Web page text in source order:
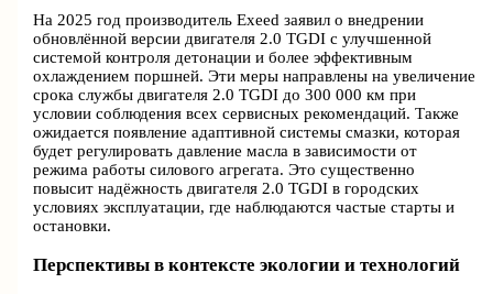
На 2025 год производитель Exeed заявил о внедрении
обновлённой версии двигателя 2.0 TGDI с улучшенной
системой контроля детонации и более эффективным
охлаждением поршней. Эти меры направлены на увеличение
срока службы двигателя 2.0 TGDI до 300 000 км при
условии соблюдения всех сервисных рекомендаций. Также
ожидается появление адаптивной системы смазки, которая
будет регулировать давление масла в зависимости от
режима работы силового агрегата. Это существенно
повысит надёжность двигателя 2.0 TGDI в городских
условиях эксплуатации, где наблюдаются частые старты и
остановки.
Перспективы в контексте экологии и технологий